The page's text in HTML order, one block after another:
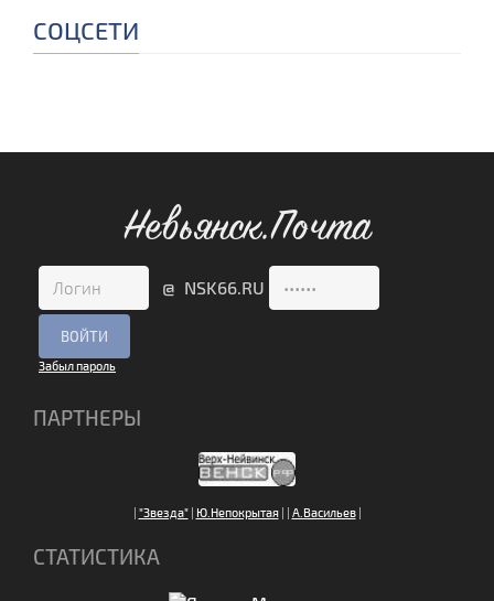
СОЦСЕТИ
Невьянск.Почта
@ NSK66.RU
Забыл пароль
ПАРТНЕРЫ
| "Звезда"| Ю.Непокрытая| | А.Васильев|
СТАТИСТИКА